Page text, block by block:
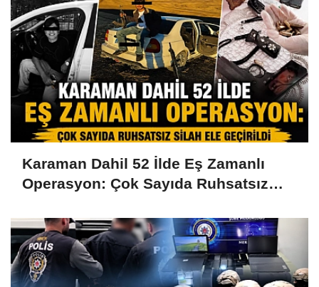
Karaman Dahil 52 İlde Eş Zamanlı
Operasyon: Çok Sayıda Ruhsatsız